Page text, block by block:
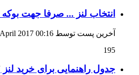
انتخاب لنز ... صرفا جهت بوکه
آخرین پست توسط 2017 00:16
195
جدول راهنمایی برای خرید لنز